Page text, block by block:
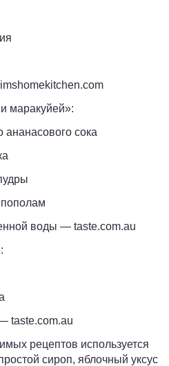
маракуйей»:
ананасового сока
воды — taste.com.au
— taste.com.au
рецептов используется
сироп, яблочный уксус